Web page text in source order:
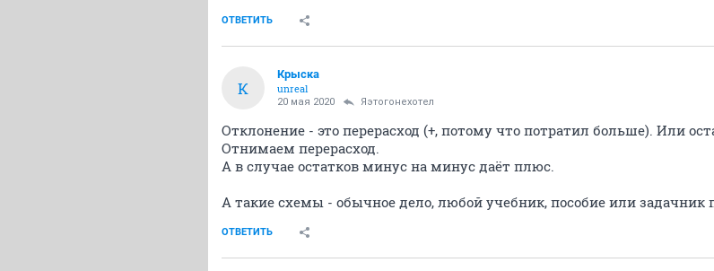
ОТВЕТИТЬ
К
Крыска
unreal
20 мая 2020 Яэтогонехотел
Отклонение - это перерасход (+, потому что потратил больше). Или
Отнимаем перерасход.
А в случае остатков минус на минус даёт плюс.
А такие схемы - обычное дело, любой учебник, пособие или задачник
ОТВЕТИТЬ